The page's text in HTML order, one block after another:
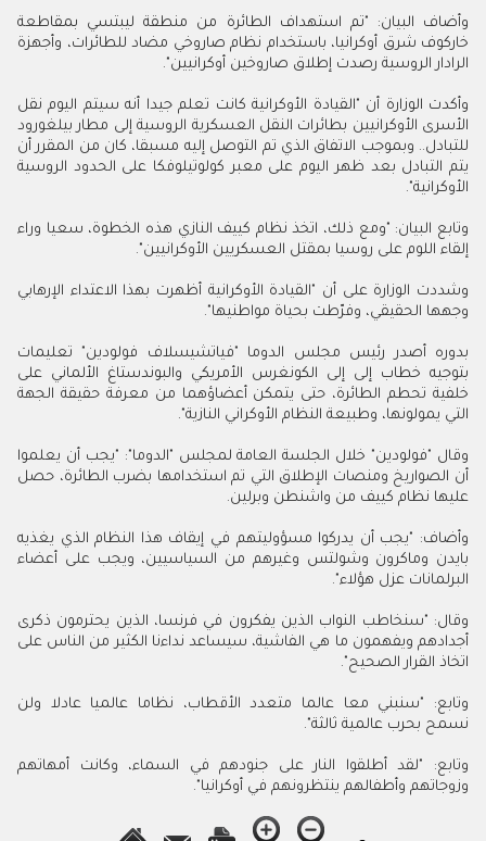
وأضاف البيان: "تم استهداف الطائرة من منطقة ليبتسي بمقاطعة
خاركوف شرق أوكرانيا، باستخدام نظام صاروخي مضاد للطائرات، وأجهزة
الرادار الروسية رصدت إطلاق صاروخين أوكرانيين".
وأكدت الوزارة أن "القيادة الأوكرانية كانت تعلم جيدا أنه سيتم اليوم نقل
الأسرى الأوكرانيين بطائرات النقل العسكرية الروسية إلى مطار بيلغورود
للتبادل.. وبموجب الاتفاق الذي تم التوصل إليه مسبقا، كان من المقرر أن
يتم التبادل بعد ظهر اليوم على معبر كولوتيلوفكا على الحدود الروسية
الأوكرانية".
وتابع البيان: "ومع ذلك، اتخذ نظام كييف النازي هذه الخطوة، سعيا وراء
إلقاء اللوم على روسيا بمقتل العسكريين الأوكرانيين".
وشددت الوزارة على أن "القيادة الأوكرانية أظهرت بهذا الاعتداء الإرهابي
وجهها الحقيقي، وفرّطت بحياة مواطنيها".
بدوره أصدر رئيس مجلس الدوما "فياتشيسلاف فولودين" تعليمات
بتوجيه خطاب إلى إلى الكونغرس الأمريكي والبوندستاغ الألماني على
خلفية تحطم الطائرة، حتى يتمكن أعضاؤهما من معرفة حقيقة الجهة
التي يمولونها، وطبيعة النظام الأوكراني النازية".
وقال "فولودين" خلال الجلسة العامة لمجلس "الدوما": "يجب أن يعلموا
أن الصواريخ ومنصات الإطلاق التي تم استخدامها بضرب الطائرة، حصل
عليها نظام كييف من واشنطن وبرلين.
وأضاف: "يجب أن يدركوا مسؤوليتهم في إيقاف هذا النظام الذي يغذيه
بايدن وماكرون وشولتس وغيرهم من السياسيين، ويجب على أعضاء
البرلمانات عزل هؤلاء".
وقال: "سنخاطب النواب الذين يفكرون في فرنسا، الذين يحترمون ذكرى
أجدادهم ويفهمون ما هي الفاشية، سيساعد نداءنا الكثير من الناس على
اتخاذ القرار الصحيح".
وتابع: "سنبني معا عالما متعدد الأقطاب، نظاما عالميا عادلا ولن
نسمح بحرب عالمية ثالثة".
وتابع: "لقد أطلقوا النار على جنودهم في السماء، وكانت أمهاتهم
وزوجاتهم وأطفالهم ينتظرونهم في أوكرانيا".